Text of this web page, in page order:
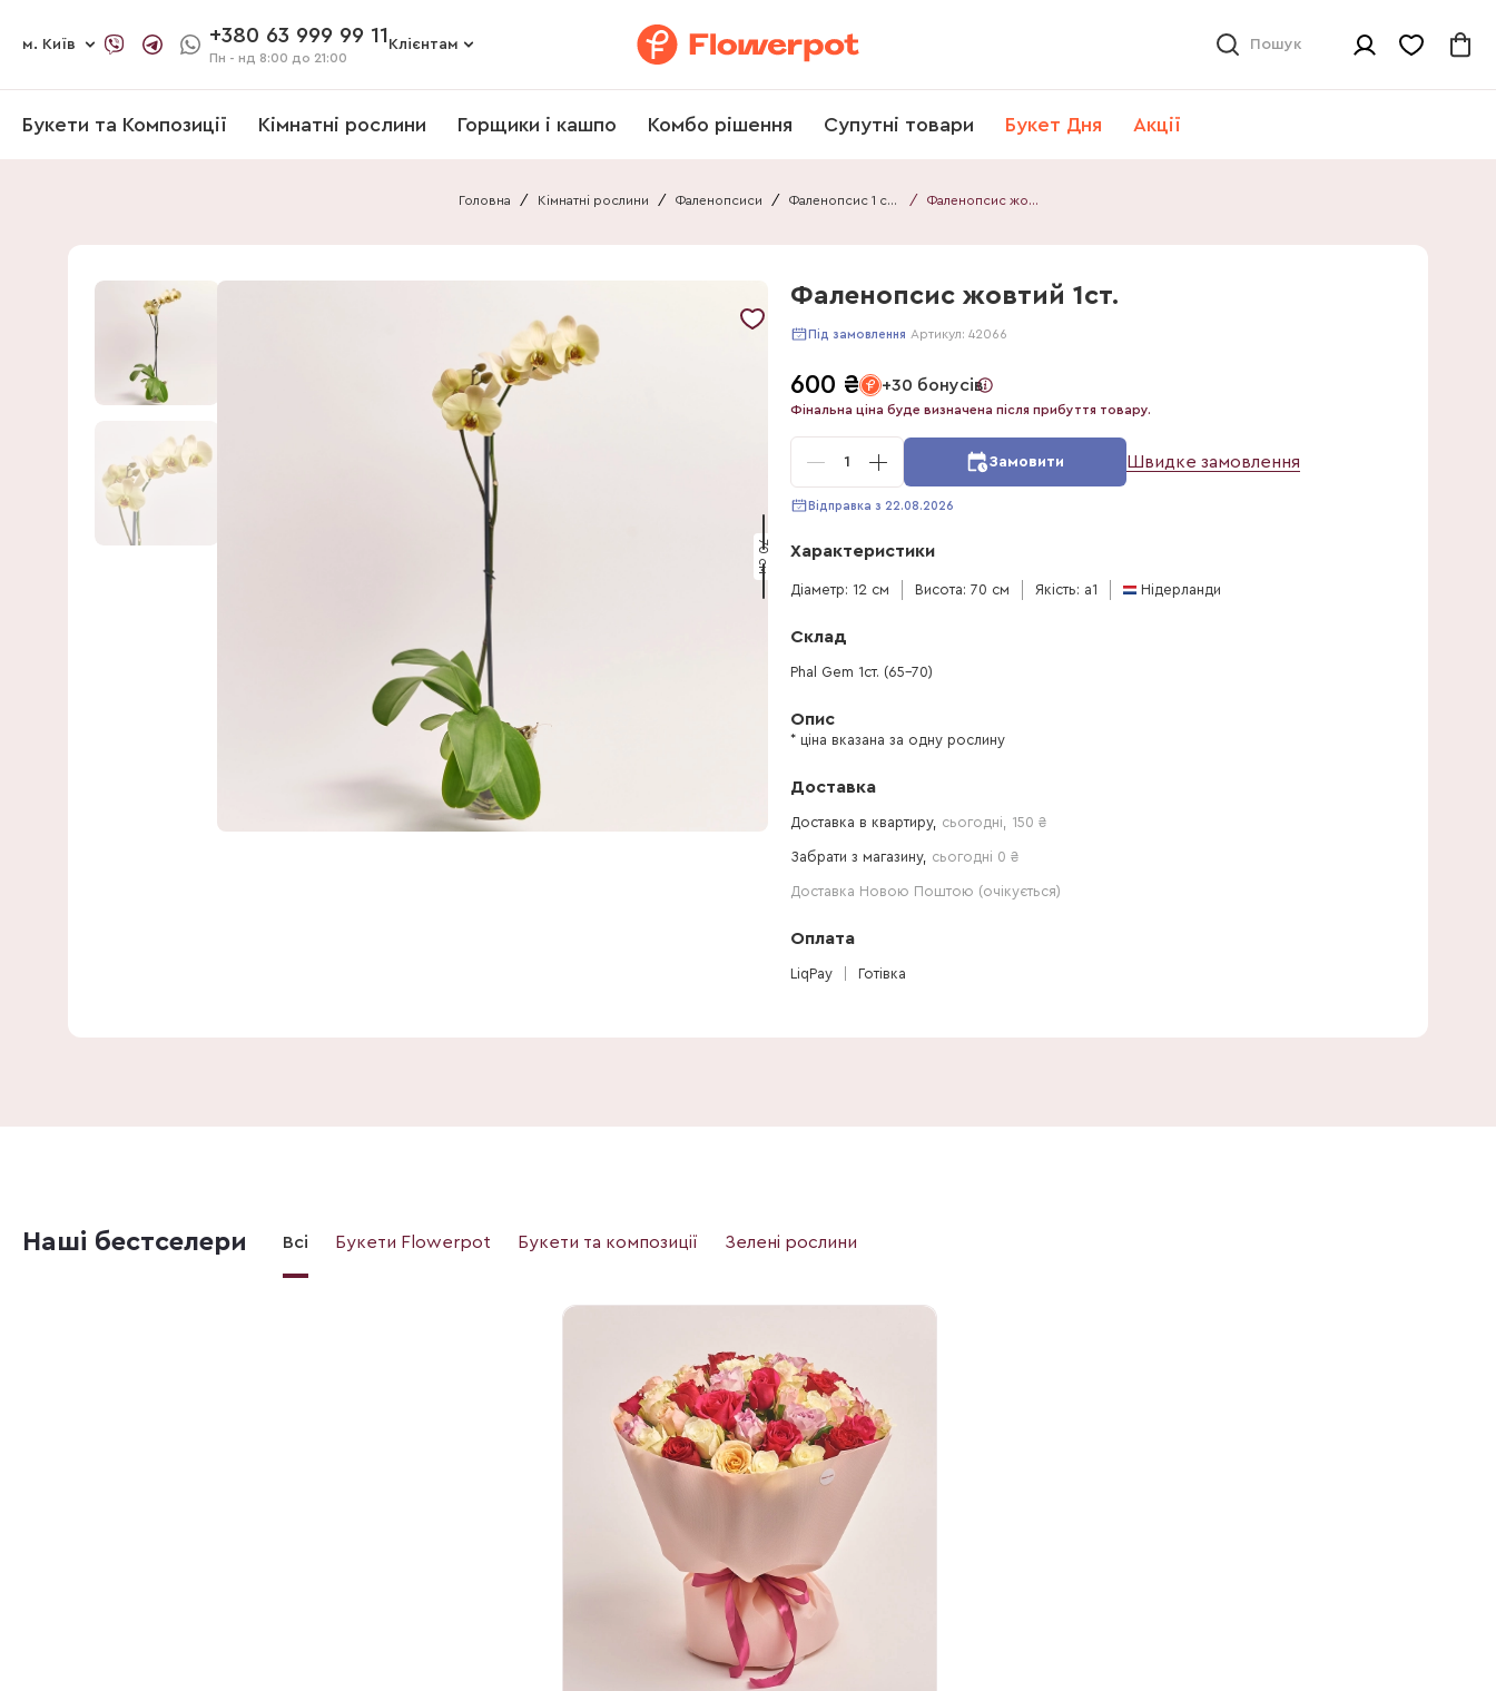
м. Київ +380 63 999 99 11
Пн - нд 8:00 до 21:00
Клієнтам Пошук
Букети та Композиції Кімнатні рослини Горщики і кашпо Комбо рішення Супутні товари Букет Дня Акції
Головна / Кімнатні рослини / Фаленопсиси / Фаленопсис 1 стебло / Фаленопсис жовтий 1ст.
70 см
Фаленопсис жовтий 1ст.
Під замовлення Артикул: 42066
600 ₴ +30 бонусів
Фінальна ціна буде визначена після прибуття товару.
1 Замовити Швидке замовлення
Відправка з 22.08.2026
Характеристики
Діаметр: 12 см Висота: 70 см Якість: a1 Нідерланди
Склад
Phal Gem 1ст. (65-70)
Опис
* ціна вказана за одну рослину
Доставка
Доставка в квартиру, сьогодні 150 ₴
Забрати з магазину, сьогодні 0 ₴
Доставка Новою Поштою (очікується)
Оплата
LiqPay Готівка
Наші бестселери Всі Букети Flowerpot Букети та композиції Зелені рослини